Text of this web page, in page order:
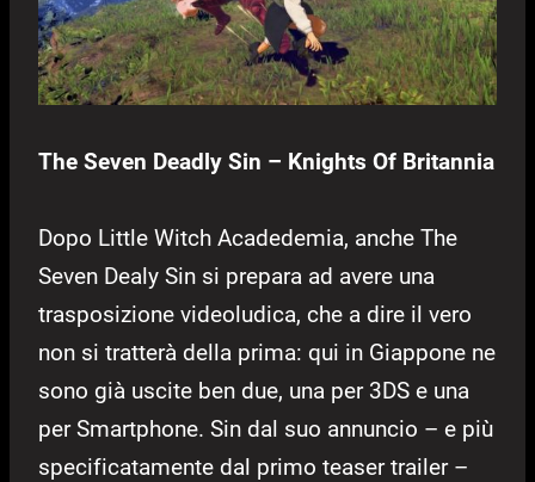
The Seven Deadly Sin – Knights Of Britannia
Dopo Little Witch Acadedemia, anche The
Seven Dealy Sin si prepara ad avere una
trasposizione videoludica, che a dire il vero
non si tratterà della prima: qui in Giappone ne
sono già uscite ben due, una per 3DS e una
per Smartphone. Sin dal suo annuncio – e più
specificatamente dal primo teaser trailer –